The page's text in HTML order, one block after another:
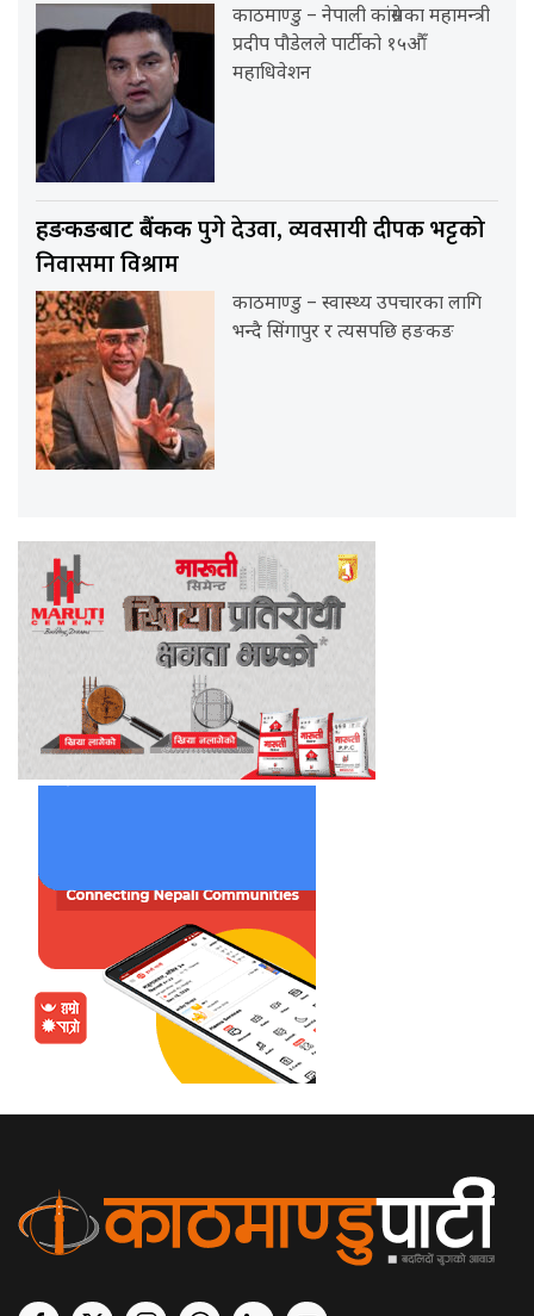
काठमाण्डु – नेपाली कांग्रेसका महामन्त्री
प्रदीप पौडेलले पार्टीको १५औँ
महाधिवेशन
हङकङबाट बैंककपुगे देउवा, व्यवसायी दीपक भट्टको
निवासमा विश्राम
काठमाण्डु – स्वास्थ्य उपचारका लागि
भन्दै सिंगापुर र त्यसपछि हङकङ